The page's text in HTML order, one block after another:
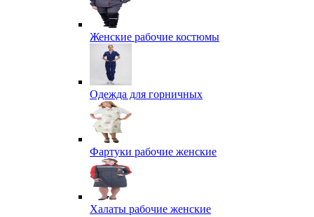
Женские рабочие костюмы
Одежда для горничных
Фартуки рабочие женские
Халаты рабочие женские